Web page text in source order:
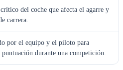
del coche que afecta el agarre y
carrera.
por el equipo y el piloto para
durante una competición.